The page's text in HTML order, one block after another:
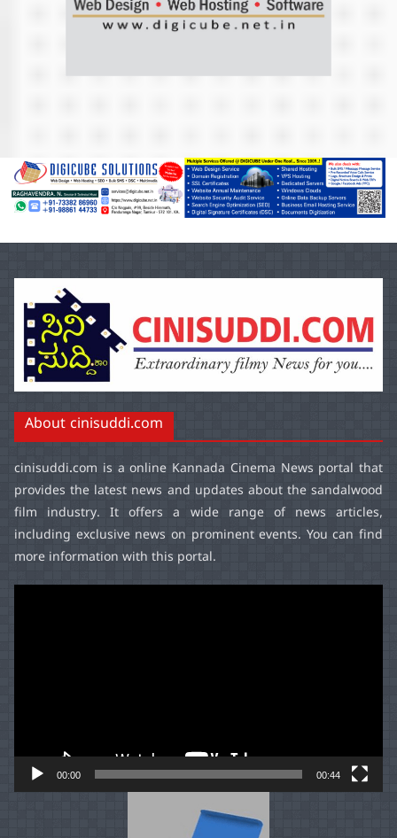
About cinisuddi.com
cinisuddi.com is a online Kannada Cinema News portal that
provides the latest news and updates about the sandalwood
film industry. It offers a wide range of news articles,
including exclusive news on prominent events. You can find
more information with this portal.
00:00 00:44